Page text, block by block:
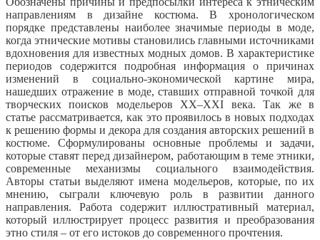
направлениям в дизайне костюма. В хронологическом
порядке представлены наиболее значимые периоды в моде,
когда этнические мотивы становились главными источниками
вдохновения для известных модных домов. В характеристике
периодов содержится подробная информация о причинах
изменений в социально-экономической картине мира,
нашедших отражение в моде, ставших отправной точкой для
творческих поисков модельеров ХХ–XXI века. Так же в
статье рассматривается, как это проявилось в новых подходах
к решению формы и декора для создания авторских решений в
костюме. Сформулированы основные проблемы и задачи,
которые ставят перед дизайнером, работающим в теме этники,
современные механизмы социального взаимодействия.
Авторы статьи выделяют имена модельеров, которые, по их
мнению, сыграли ключевую роль в развитии данного
направления. Работа содержит иллюстративный материал,
который иллюстрирует процесс развития и преобразования
этно стиля – от его истоков до современного прочтения.